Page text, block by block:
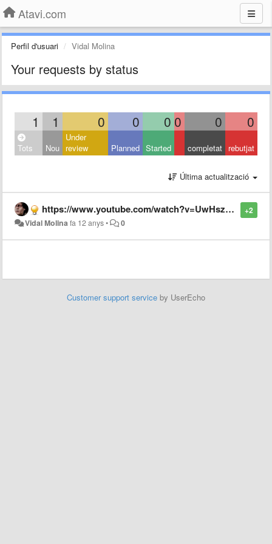
Atavi.com
Perfil d'usuari Vidal Molina
Your requests by status
1 1 0 0 0 0 0 0
Tots Nou
Under
review
Planned Started completat rebutjat
Última actualització
+2
https://www.youtube.com/watch?v=UwHszXSqh80
Vidal Molinafa 12 anys• 0
Customer support service by UserEcho